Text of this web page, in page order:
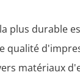
plus durable
qualité
matériaux